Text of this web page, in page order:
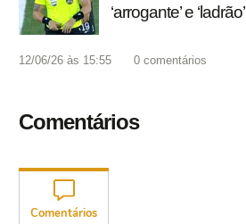
‘arrogante’ e ‘ladrão’
12/06/26 às 15:55 0 comentários
Comentários